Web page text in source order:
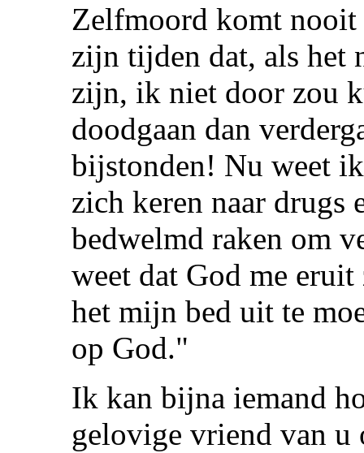
Zelfmoord komt nooit
zijn tijden dat, als het
zijn, ik niet door zou
doodgaan dan
bijstonden! Nu weet
zich keren naar drugs
bedwelmd raken om
weet dat God me
het mijn bed uit te
op God."
Ik kan bijna iemand
gelovige vriend van u